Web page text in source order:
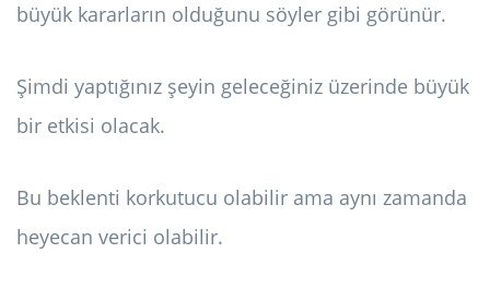
büyük kararların olduğunu söyler gibi görünür.
Şimdi yaptığınız şeyin geleceğiniz üzerinde büyük
bir etkisi olacak.
Bu beklenti korkutucu olabilir ama aynı zamanda
heyecan verici olabilir.